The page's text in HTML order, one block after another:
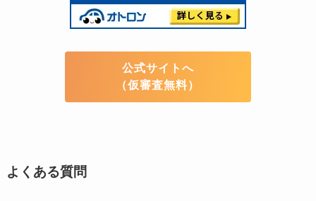
公式サイトへ
（仮審査無料）
よくある質問